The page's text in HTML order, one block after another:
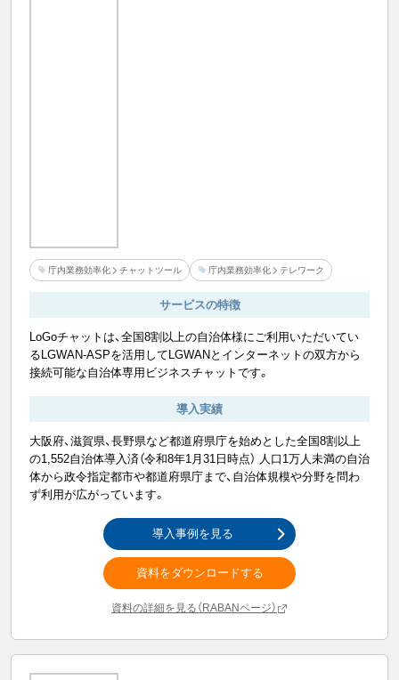
庁内業務効率化 チャットツール 庁内業務効率化 テレワーク
サービスの特徴
LoGoチャットは、全国8割以上の自治体様にご利用いただいてい
るLGWAN-ASPを活用してLGWANとインターネットの双方から
接続可能な自治体専用ビジネスチャットです。
導入実績
大阪府、滋賀県、長野県など都道府県庁を始めとした全国8割以上
の1,552自治体導入済（令和8年1月31日時点） 人口1万人未満の自治
体から政令指定都市や都道府県庁まで、自治体規模や分野を問わ
ず利用が広がっています。
導入事例を見る
資料をダウンロードする
資料の詳細を見る（RABANページ）